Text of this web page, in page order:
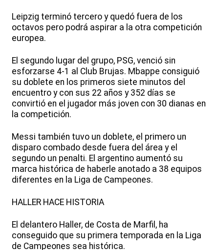
Leipzig terminó tercero y quedó fuera de los
octavos pero podrá aspirar a la otra competición
europea.
El segundo lugar del grupo, PSG, venció sin
esforzarse 4-1 al Club Brujas. Mbappe consiguió
su doblete en los primeros siete minutos del
encuentro y con sus 22 años y 352 días se
convirtió en el jugador más joven con 30 dianas en
la competición.
Messi también tuvo un doblete, el primero un
disparo combado desde fuera del área y el
segundo un penalti. El argentino aumentó su
marca histórica de haberle anotado a 38 equipos
diferentes en la Liga de Campeones.
HALLER HACE HISTORIA
El delantero Haller, de Costa de Marfil, ha
conseguido que su primera temporada en la Liga
de Campeones sea histórica.